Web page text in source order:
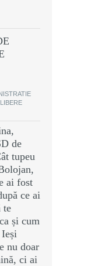
de
tupeu
ai fost
ce ai
te
și cum
nu doar
ci ai